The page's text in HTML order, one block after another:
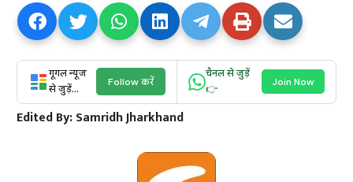
गूगल न्यूज
से जुड़ें...
Follow करें
चैनल से जुड़ें
👉
Join Now
Edited By:Samridh Jharkhand